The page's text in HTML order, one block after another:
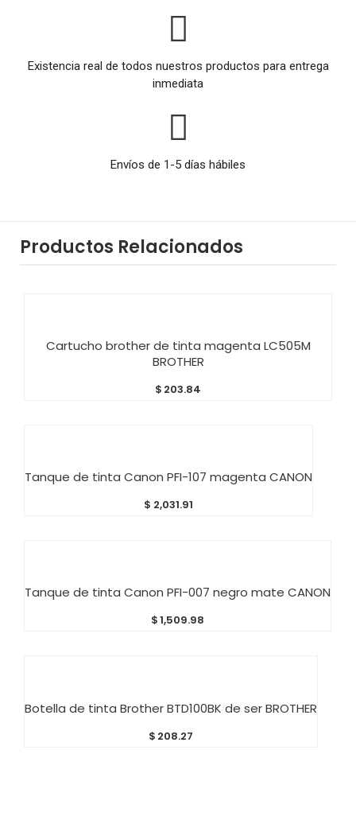
Existencia real de todos nuestros productos para entrega
inmediata
Envíos de 1-5 días hábiles
Productos Relacionados
Cartucho brother de tinta magenta LC505M
BROTHER
$ 203.84
Tanque de tinta Canon PFI-107 magenta CANON
$ 2,031.91
Tanque de tinta Canon PFI-007 negro mate CANON
$1,509.98
Botella de tinta Brother BTD100BK de ser BROTHER
$ 208.27